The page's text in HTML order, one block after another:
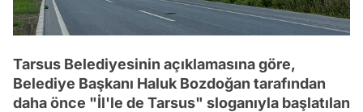
Tarsus Belediyesinin açıklamasına göre,
Belediye Başkanı Haluk Bozdoğan tarafından
daha önce "İl'le de Tarsus" sloganıyla başlatılan